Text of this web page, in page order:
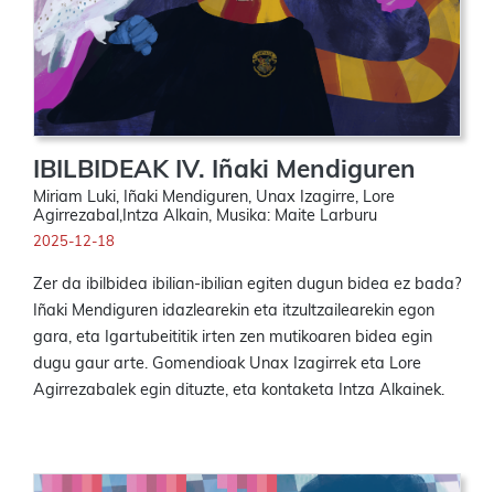
IBILBIDEAK IV. Iñaki Mendiguren
Miriam Luki, Iñaki Mendiguren, Unax Izagirre, Lore
Agirrezabal,Intza Alkain, Musika: Maite Larburu
2025-12-18
Zer da ibilbidea ibilian-ibilian egiten dugun bidea ez bada?
Iñaki Mendiguren idazlearekin eta itzultzailearekin egon
gara, eta Igartubeititik irten zen mutikoaren bidea egin
dugu gaur arte. Gomendioak Unax Izagirrek eta Lore
Agirrezabalek egin dituzte, eta kontaketa Intza Alkainek.